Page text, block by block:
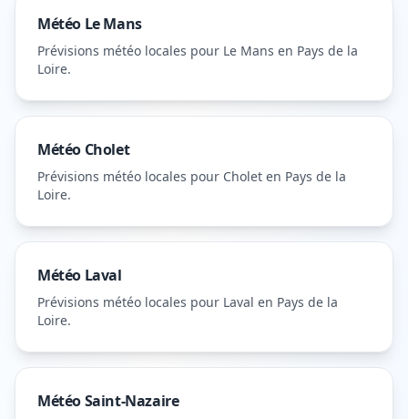
Météo Le Mans
Prévisions météo locales pour Le Mans en Pays de la
Loire.
Météo Cholet
Prévisions météo locales pour Cholet en Pays de la
Loire.
Météo Laval
Prévisions météo locales pour Laval en Pays de la
Loire.
MétéoSaint-Nazaire